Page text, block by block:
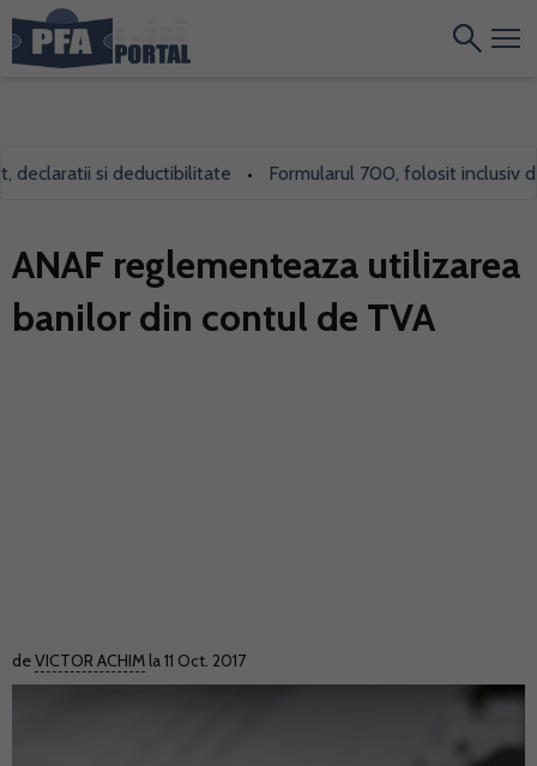
si deductibilitate • Formularul 700, folosit inclusiv de
ANAF reglementeaza utilizarea
banilor din contul de TVA
deVICTOR ACHIM la 11 Oct. 2017